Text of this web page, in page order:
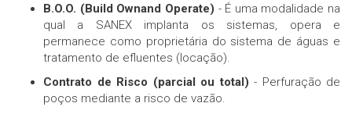
B.O.O. (Build Ownand Operate) - É uma modalidade na
qual a SANEX implanta os sistemas, opera e
permanece como proprietária do sistema de águas e
tratamento de efluentes (locação).
Contrato de Risco (parcial ou total) - Perfuração de
poços mediante a risco de vazão.